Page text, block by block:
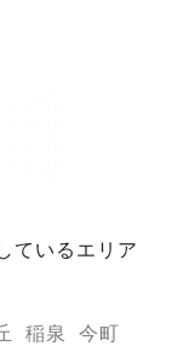
ているエリア
稲泉
今町